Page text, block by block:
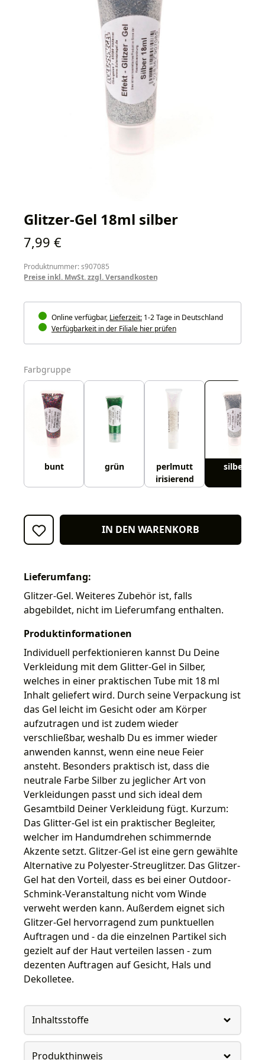
Glitzer-Gel 18ml silber
Regulärer Preis:
7,99 €
Produktnummer: s907085
Preise inkl. MwSt. zzgl. Versandkosten
Online verfügbar, Lieferzeit: 1-2 Tage in Deutschland
Verfügbarkeit in der Filiale hier prüfen
Farbgruppe
bunt grün
perlmutt
irisierend
silber
IN DEN WARENKORB
Lieferumfang:
Glitzer-Gel. Weiteres Zubehör ist, falls
abgebildet, nicht im Lieferumfang enthalten.
Produktinformationen
Individuell perfektionieren kannst Du Deine
Verkleidung mit dem Glitter-Gel in Silber,
welches in einer praktischen Tube mit 18 ml
Inhalt geliefert wird. Durch seine Verpackung ist
das Gel leicht im Gesicht oder am Körper
aufzutragen und ist zudem wieder
verschließbar, weshalb Du es immer wieder
anwenden kannst, wenn eine neue Feier
ansteht. Besonders praktisch ist, dass die
neutrale Farbe Silber zu jeglicher Art von
Verkleidungen passt und sich ideal dem
Gesamtbild Deiner Verkleidung fügt. Kurzum:
Das Glitter-Gel ist ein praktischer Begleiter,
welcher im Handumdrehen schimmernde
Akzente setzt. Glitzer-Gel ist eine gern gewählte
Alternative zu Polyester-Streuglitzer. Das Glitzer-
Gel hat den Vorteil, dass es bei einer Outdoor-
Schmink-Veranstaltung nicht vom Winde
verweht werden kann. Außerdem eignet sich
Glitzer-Gel hervorragend zum punktuellen
Auftragen und - da die einzelnen Partikel sich
gezielt auf der Haut verteilen lassen - zum
dezenten Auftragen auf Gesicht, Hals und
Dekolletee.
Inhaltsstoffe
Produkthinweis